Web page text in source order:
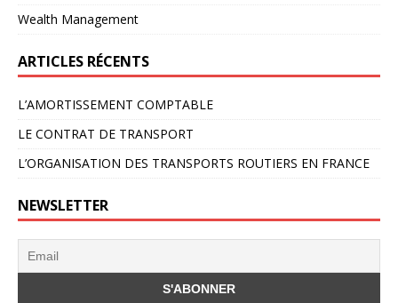
Wealth Management
ARTICLES RÉCENTS
L’AMORTISSEMENT COMPTABLE
LE CONTRAT DE TRANSPORT
L’ORGANISATION DES TRANSPORTS ROUTIERS EN FRANCE
NEWSLETTER